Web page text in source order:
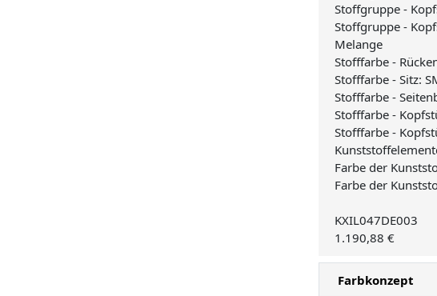
Stoffgruppe -
Stoffgruppe -
Melange
Stofffarbe -
Stofffarbe - Sitz:
Stofffarbe -
Stofffarbe -
Stofffarbe -
Farbe der
Farbe der
KXIL047DE003
1.190,88 €
Farbkonzept